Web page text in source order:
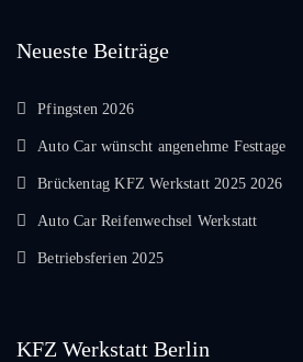
Neueste Beiträge
Pfingsten 2026
Auto Car wünscht angenehme Festtage
Brückentag KFZ Werkstatt 2025 2026
Auto Car Reifenwechsel Werkstatt
Betriebsferien 2025
KFZ Werkstatt Berlin